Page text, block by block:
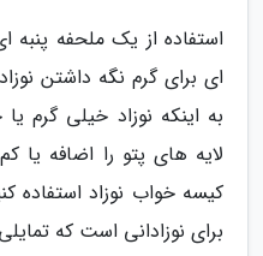
استفاده از یک ملحفه پنبه
ای برای گرم نگه داشتن
به اینکه نوزاد خیلی
لایه های پتو را اضافه یا
کیسه خواب نوزاد استفاده
برای نوزادانی است که